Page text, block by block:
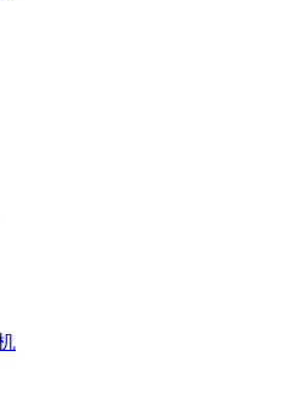
，建议咨询相关供应商或制造
选型方案报价
他任何需求及疑问，请来电
8456
精准控制，创造舒适工作环境
么选（安装系统需要注意的几个